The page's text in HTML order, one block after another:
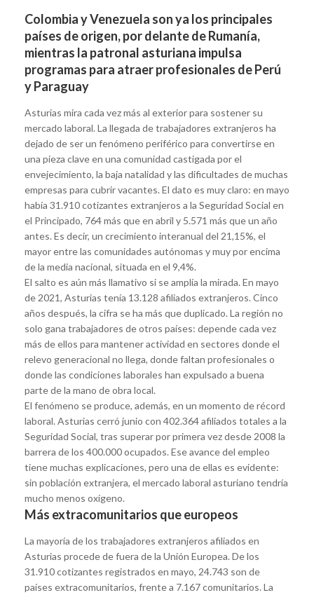
Colombia y Venezuela son ya los principales
países de origen, por delante de Rumanía,
mientras la patronal asturiana impulsa
programas para atraer profesionales de Perú
y Paraguay
Asturias mira cada vez más al exterior para sostener su
mercado laboral. La llegada de trabajadores extranjeros ha
dejado de ser un fenómeno periférico para convertirse en
una pieza clave en una comunidad castigada por el
envejecimiento, la baja natalidad y las dificultades de muchas
empresas para cubrir vacantes. El dato es muy claro: en mayo
había 31.910 cotizantes extranjeros a la Seguridad Social en
el Principado, 764 más que en abril y 5.571 más que un año
antes. Es decir, un crecimiento interanual del 21,15%, el
mayor entre las comunidades autónomas y muy por encima
de la media nacional, situada en el 9,4%.
El salto es aún más llamativo si se amplía la mirada. En mayo
de 2021, Asturias tenía 13.128 afiliados extranjeros. Cinco
años después, la cifra se ha más que duplicado. La región no
solo gana trabajadores de otros países: depende cada vez
más de ellos para mantener actividad en sectores donde el
relevo generacional no llega, donde faltan profesionales o
donde las condiciones laborales han expulsado a buena
parte de la mano de obra local.
El fenómeno se produce, además, en un momento de récord
laboral. Asturias cerró junio con 402.364 afiliados totales a la
Seguridad Social, tras superar por primera vez desde 2008 la
barrera de los 400.000 ocupados. Ese avance del empleo
tiene muchas explicaciones, pero una de ellas es evidente:
sin población extranjera, el mercado laboral asturiano tendría
mucho menos oxígeno.
Más extracomunitarios que europeos
La mayoría de los trabajadores extranjeros afiliados en
Asturias procede de fuera de la Unión Europea. De los
31.910 cotizantes registrados en mayo, 24.743 son de
países extracomunitarios, frente a 7.167 comunitarios. La